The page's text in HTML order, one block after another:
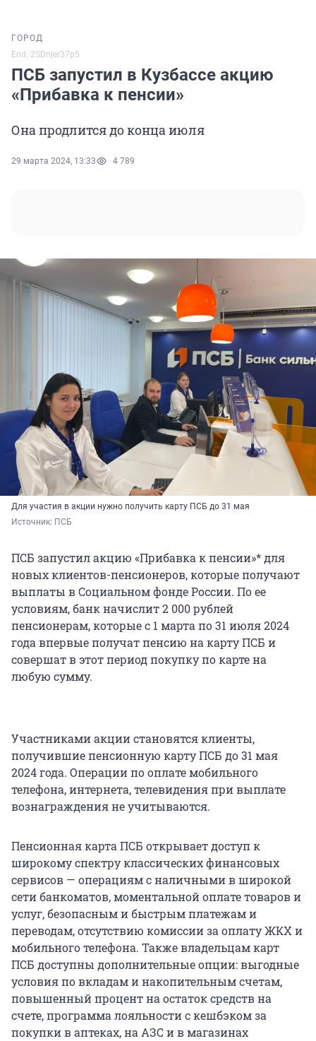
ГОРОД
Erid: 2SDnjer37p5
ПСБ запустил в Кузбассе акцию
«Прибавка к пенсии»
Она продлится до конца июля
29 марта 2024, 13:33 4 789
Для участия в акции нужно получить карту ПСБ до 31 мая
Источник: ПСБ
ПСБ запустил акцию «Прибавка к пенсии»* для
новых клиентов-пенсионеров, которые получают
выплаты в Социальном фонде России. По ее
условиям, банк начислит 2 000 рублей
пенсионерам, которые с 1 марта по 31 июля 2024
года впервые получат пенсию на карту ПСБ и
совершат в этот период покупку по карте на
любую сумму.
Участниками акции становятся клиенты,
получившие пенсионную карту ПСБ до 31 мая
2024 года. Операции по оплате мобильного
телефона, интернета, телевидения при выплате
вознаграждения не учитываются.
Пенсионная карта ПСБ открывает доступ к
широкому спектру классических финансовых
сервисов — операциям с наличными в широкой
сети банкоматов, моментальной оплате товаров и
услуг, безопасным и быстрым платежам и
переводам, отсутствию комиссии за оплату ЖКХ и
мобильного телефона. Также владельцам карт
ПСБ доступны дополнительные опции: выгодные
условия по вкладам и накопительным счетам,
повышенный процент на остаток средств на
счете, программа лояльности с кешбэком за
покупки в аптеках, на АЗС и в магазинах